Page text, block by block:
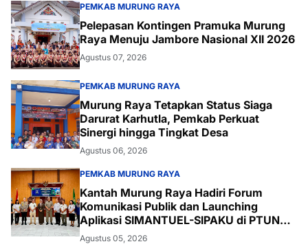
PEMKAB MURUNG RAYA
Pelepasan Kontingen Pramuka Murung
Raya Menuju Jambore Nasional XII 2026
Agustus 07, 2026
PEMKAB MURUNG RAYA
Murung Raya Tetapkan Status Siaga
Darurat Karhutla, Pemkab Perkuat
Sinergi hingga Tingkat Desa
Agustus 06, 2026
PEMKAB MURUNG RAYA
Kantah Murung Raya Hadiri Forum
Komunikasi Publik dan Launching
Aplikasi SIMANTUEL-SIPAKU di PTUN
Palangka Raya
Agustus 05, 2026